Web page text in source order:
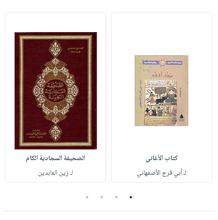
مناسبات
سياسة
أسئلة
طرحها
خدمات
وفرات
تواصل
معنا
لائحة
التسوق
الإصدارات
كتاب الأغاني
لـ أبي فرج الأصفهاني
الصحيفة السجادية الكام
لـ زين العابدين
1
2
3
4